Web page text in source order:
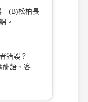
(B)松柏長
。
錯誤？
語、客套
須書寫清